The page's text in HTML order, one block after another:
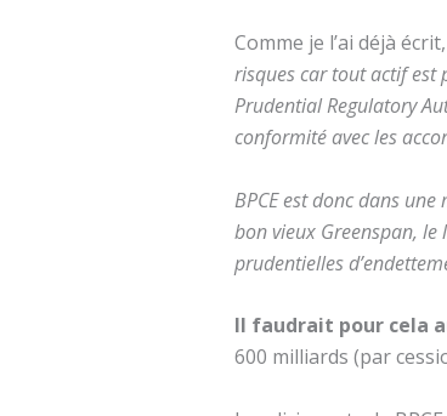
Comme je l’ai déjà écrit,
risques car tout actif est
Prudential Regulatory
conformité avec les
BPCE est donc dans
bon vieux Greenspan,
prudentielles
Il faudrait pour cela
600 milliards (par